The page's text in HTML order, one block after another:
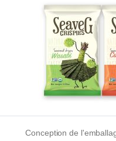
Conception de